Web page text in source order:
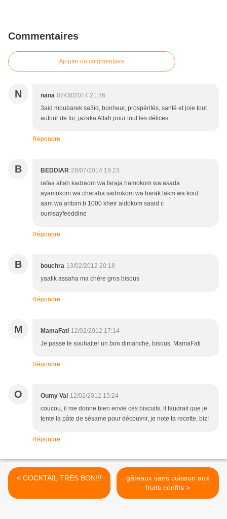
Commentaires
Ajouter un commentaire
N nana 02/08/2014 21:36
3aid moubarek sa3id, bonheur, prospérités, santé et joie tout
autour de toi, jazaka Allah pour tout les délices
Répondre
B BEDDIAR 28/07/2014 19:23
rafaa allah kadraom wa faraja hamokom wa asada
ayamokom wa charaha sadrokom wa barak lakm wa koul
aam wa antom b 1000 kheir aidokom saaid c
oumsayfeeddine
Répondre
B bouchra 13/02/2012 20:18
yaatik assaha ma chère gros bisous
Répondre
M MamaFati 12/02/2012 17:14
Je passe te souhaiter un bon dimanche, bisous, MamaFati
Répondre
O Oumy Val 12/02/2012 15:24
coucou, il me donne bien envie ces biscuits, il faudrait que je
tente la pâte de sésame pour découvrir, je note ta recette, biz!
Répondre
< COCKTAIL TRÈS BON!!!
gâteaux sans cuisson aux
fruits confits >